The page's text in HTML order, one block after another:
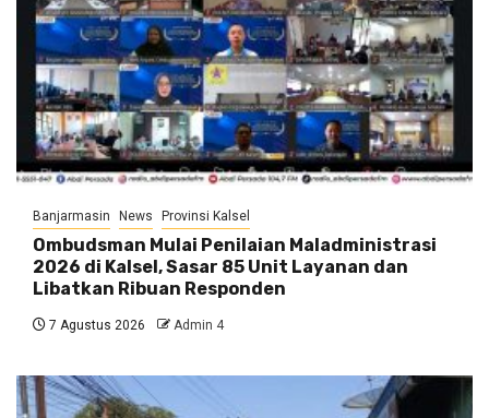
Banjarmasin News Provinsi Kalsel
Ombudsman Mulai Penilaian Maladministrasi
2026 di Kalsel, Sasar 85 Unit Layanan dan
Libatkan Ribuan Responden
7 Agustus 2026 Admin 4